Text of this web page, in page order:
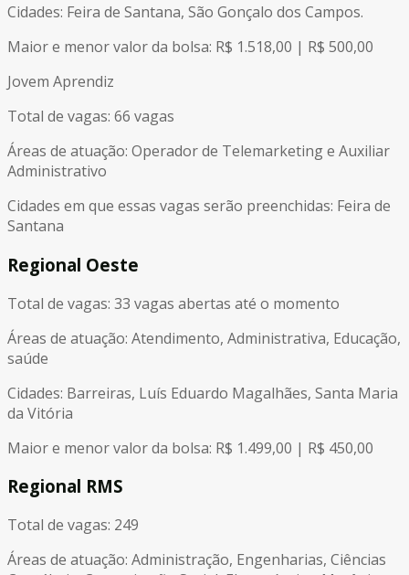
Cidades: Feira de Santana, São Gonçalo dos Campos.
Maior e menor valor da bolsa: R$ 1.518,00 | R$ 500,00
Jovem Aprendiz
Total de vagas: 66 vagas
Áreas de atuação: Operador de Telemarketing e Auxiliar
Administrativo
Cidades em que essas vagas serão preenchidas: Feira de
Santana
Regional Oeste
Total de vagas: 33 vagas abertas até o momento
Áreas de atuação: Atendimento, Administrativa, Educação,
saúde
Cidades: Barreiras, Luís Eduardo Magalhães, Santa Maria
da Vitória
Maior e menor valor da bolsa: R$ 1.499,00 | R$ 450,00
Regional RMS
Total de vagas: 249
Áreas de atuação: Administração, Engenharias, Ciências